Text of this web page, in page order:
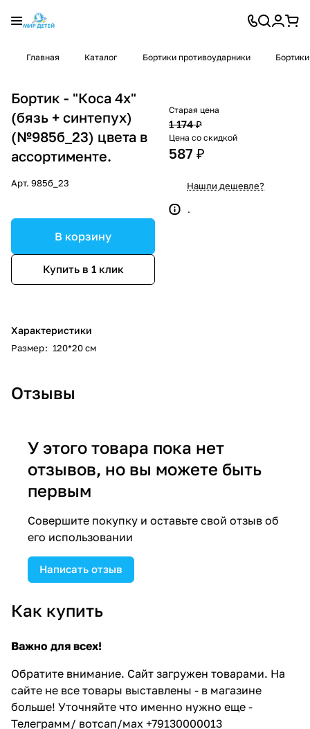
Главная Каталог Бортики противоударники
Бортик - "Коса 4х"
(бязь + синтепух)
(№985б_23) цвета в
ассортименте.
Арт. 985б_23
В корзину
Купить в 1 клик
Характеристики
Размер: 120*20 см
Старая цена
1 174 ₽
Цена со скидкой
587 ₽
Нашли дешевле?
.
Отзывы
У этого товара пока нет
отзывов, но вы можете быть
первым
Совершите покупку и оставьте свой отзыв об
его использовании
Написать отзыв
Как купить
Важно для всех!
Обратите внимание. Сайт загружен товарами. На
сайте не все товары выставлены - в магазине
больше! Уточняйте что именно нужно еще -
Телеграмм/ вотсап/мах +79130000013